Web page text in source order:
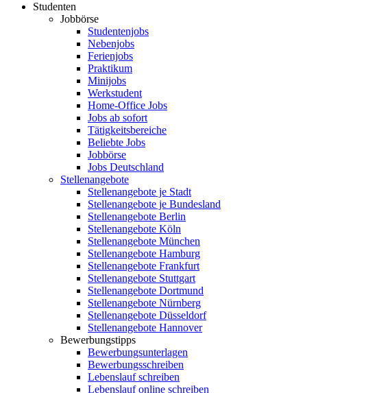
Studenten
Jobbörse
Studentenjobs
Nebenjobs
Ferienjobs
Praktikum
Minijobs
Werkstudent
Home-Office Jobs
Jobs ab sofort
Tätigkeitsbereiche
Beliebte Jobs
Jobbörse
Jobs Deutschland
Stellenangebote
Stellenangebote je Stadt
Stellenangebote je Bundesland
Stellenangebote Berlin
Stellenangebote Köln
Stellenangebote München
Stellenangebote Hamburg
Stellenangebote Frankfurt
Stellenangebote Stuttgart
Stellenangebote Dortmund
Stellenangebote Nürnberg
Stellenangebote Düsseldorf
Stellenangebote Hannover
Bewerbungstipps
Bewerbungsunterlagen
Bewerbungsschreiben
Lebenslauf schreiben
Lebenslauf online schreiben